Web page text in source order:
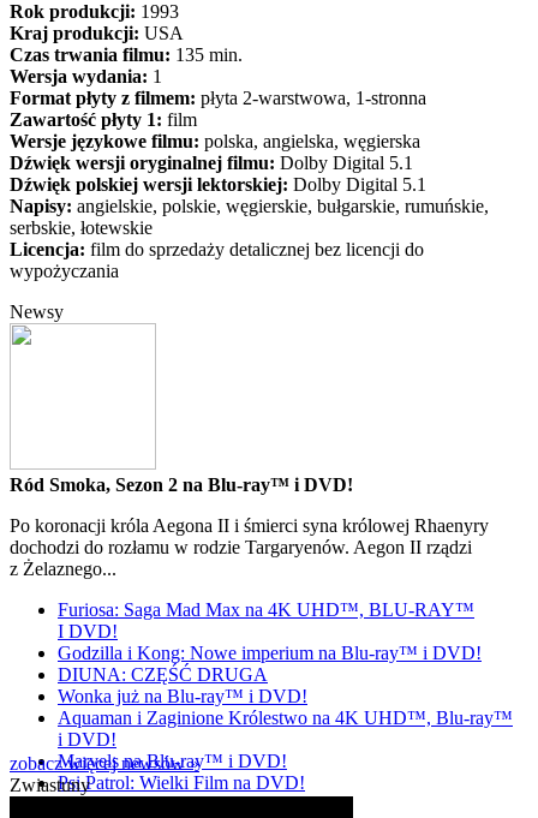
Rok produkcji: 1993
Kraj produkcji: USA
Czas trwania filmu: 135 min.
Wersja wydania: 1
Format płyty z filmem: płyta 2-warstwowa, 1-stronna
Zawartość płyty 1: film
Wersje językowe filmu: polska, angielska, węgierska
Dźwięk wersji oryginalnej filmu: Dolby Digital 5.1
Dźwięk polskiej wersji lektorskiej: Dolby Digital 5.1
Napisy: angielskie, polskie, węgierskie, bułgarskie, rumuńskie,
serbskie, łotewskie
Licencja: film do sprzedaży detalicznej bez licencji do
wypożyczania
Newsy
Ród Smoka, Sezon 2 na Blu-ray™ i DVD!
Po koronacji króla Aegona II i śmierci syna królowej Rhaenyry
dochodzi do rozłamu w rodzie Targaryenów. Aegon II rządzi
z Żelaznego...
Furiosa: Saga Mad Max na 4K UHD™, BLU-RAY™
I DVD!
Godzilla i Kong: Nowe imperium na Blu-ray™ i DVD!
DIUNA: CZĘŚĆ DRUGA
Wonka już na Blu-ray™ i DVD!
Aquaman i Zaginione Królestwo na 4K UHD™, Blu-ray™
i DVD!
Marvels na Blu-ray™ i DVD!
Psi Patrol: Wielki Film na DVD!
zobacz więcej newsów »
Zwiastuny